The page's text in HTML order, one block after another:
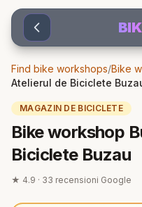
Sari la conținut
Find bike workshops/Bike
Atelierul de Biciclete
MAGAZIN DE BICICLETE
Bike workshop
Biciclete Buzau
★ 4.9 · 33 recensioni Google